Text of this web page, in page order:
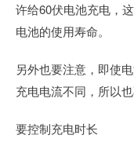
许给60伏电池充电，
电池的使用寿命。
另外也要注意，即使
充电电流不同，所以也
要控制充电时长